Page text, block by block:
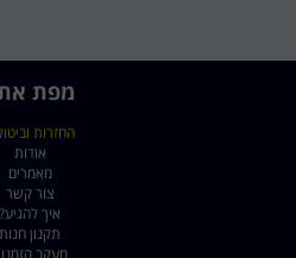
מפת
החזרות
אודות
מאמרים
צור קשר
איך להגיע?
תקנון חנות
מעקב